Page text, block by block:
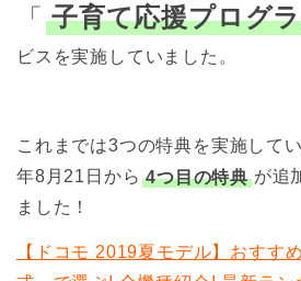
「 子育て応援プログ
ビスを実施していました。
これまでは3つの特典を実施して
年8月21日から 4つ目の特典 が追
ました！
【ドコモ 2019夏モデル】おすす